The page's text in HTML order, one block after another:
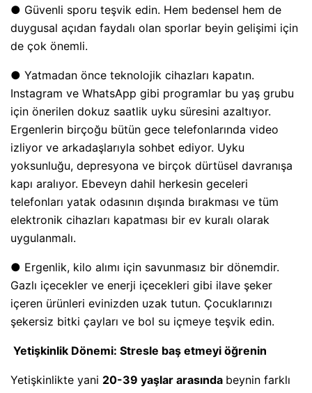
● Güvenli sporu teşvik edin. Hem bedensel hem de
duygusal açıdan faydalı olan sporlar beyin gelişimi için
de çok önemli.
● Yatmadan önce teknolojik cihazları kapatın.
Instagram ve WhatsApp gibi programlar bu yaş grubu
için önerilen dokuz saatlik uyku süresini azaltıyor.
Ergenlerin birçoğu bütün gece telefonlarında video
izliyor ve arkadaşlarıyla sohbet ediyor. Uyku
yoksunluğu, depresyona ve birçok dürtüsel davranışa
kapı aralıyor. Ebeveyn dahil herkesin geceleri
telefonları yatak odasının dışında bırakması ve tüm
elektronik cihazları kapatması bir ev kuralı olarak
uygulanmalı.
● Ergenlik, kilo alımı için savunmasız bir dönemdir.
Gazlı içecekler ve enerji içecekleri gibi ilave şeker
içeren ürünleri evinizden uzak tutun. Çocuklarınızı
şekersiz bitki çayları ve bol su içmeye teşvik edin.
Yetişkinlik Dönemi: Stresle baş etmeyi öğrenin
Yetişkinlikte yani 20-39 yaşlar arasında beynin farklı